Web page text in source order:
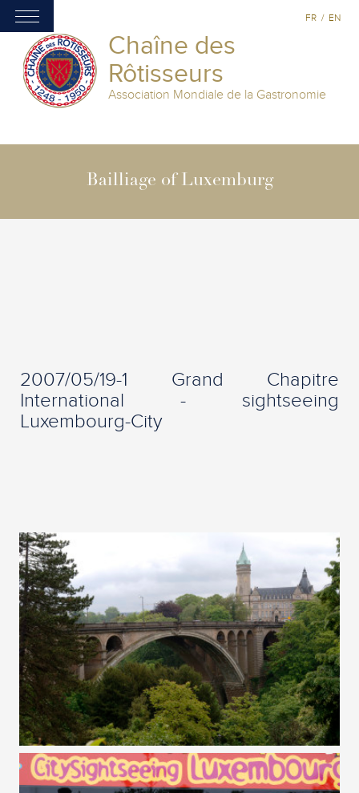
Chaîne des
Rôtisseurs
Association Mondiale de la Gastronomie
FR / EN
Bailliage of Luxemburg
2007/05/19-1 Grand Chapitre
International - sightseeing
Luxembourg-City